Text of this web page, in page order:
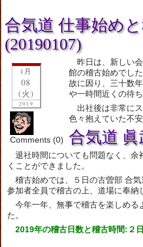
合気道 仕事始め
(20190107)
1月
08
(火)
2019
Comments (0)
昨日は、新しい
館の稽古始めでし
故に因り、三十数
や一時間近くの待
出社後は非常に
色々抱えていた不
合気道
退社時間についても問題なく、
くことができました。
稽古始めでは、５日の古曽部 合
参加者全員で稽古の上、道場に奉納
今年一年、無事で稽古を楽しめる
た。
2019年の稽古日数と稽古時間:２